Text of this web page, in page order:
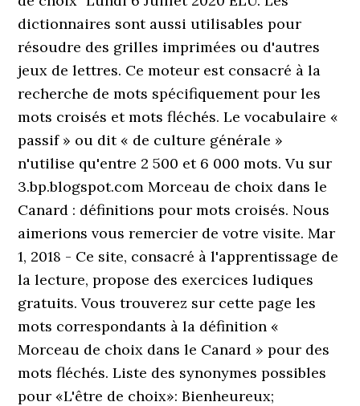
dictionnaires sont aussi utilisables pour
résoudre des grilles imprimées ou d'autres
jeux de lettres. Ce moteur est consacré à la
recherche de mots spécifiquement pour les
mots croisés et mots fléchés. Le vocabulaire «
passif » ou dit « de culture générale »
n'utilise qu'entre 2 500 et 6 000 mots. Vu sur
3.bp.blogspot.com Morceau de choix dans le
Canard : définitions pour mots croisés. Nous
aimerions vous remercier de votre visite. Mar
1, 2018 - Ce site, consacré à l'apprentissage de
la lecture, propose des exercices ludiques
gratuits. Vous trouverez sur cette page les
mots correspondants à la définition «
Morceau de choix dans le Canard » pour des
mots fléchés. Liste des synonymes possibles
pour «L'être de choix»: Bienheureux;